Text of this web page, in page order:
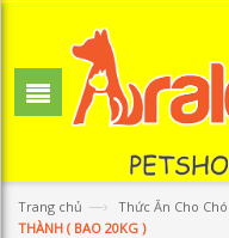
Trang chủ —› Thức Ăn Cho Chó
THÀNH ( BAO 20KG )